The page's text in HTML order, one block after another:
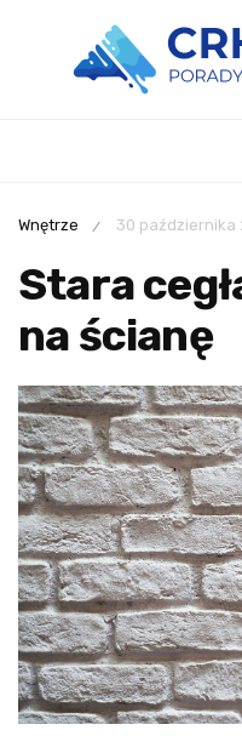
Wnętrze / 30 października
Stara
na ścianę